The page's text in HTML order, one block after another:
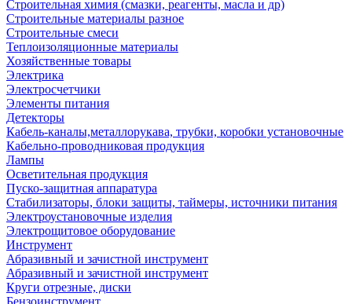
Строительная химия (смазки, реагенты, масла и др)
Строительные материалы разное
Строительные смеси
Теплоизоляционные материалы
Хозяйственные товары
Электрика
Электросчетчики
Элементы питания
Детекторы
Кабель-каналы,металлорукава, трубки, коробки установочные
Кабельно-проводниковая продукция
Лампы
Осветительная продукция
Пуско-защитная аппаратура
Стабилизаторы, блоки защиты, таймеры, источники питания
Электроустановочные изделия
Электрощитовое оборудование
Инструмент
Абразивный и зачистной инструмент
Абразивный и зачистной инструмент
Круги отрезные, диски
Бензоинструмент